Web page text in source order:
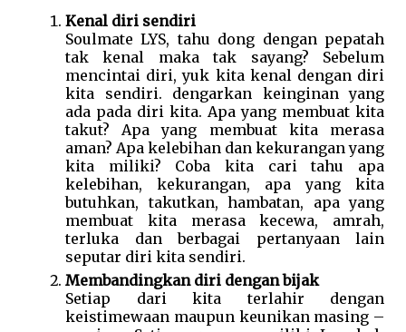
Kenal diri sendiri
Soulmate LYS, tahu dong dengan pepatah
tak kenal maka tak sayang? Sebelum
mencintai diri, yuk kita kenal dengan diri
kita sendiri. dengarkan keinginan yang
ada pada diri kita. Apa yang membuat kita
takut? Apa yang membuat kita merasa
aman? Apa kelebihan dan kekurangan yang
kita miliki? Coba kita cari tahu apa
kelebihan, kekurangan, apa yang kita
butuhkan, takutkan, hambatan, apa yang
membuat kita merasa kecewa, amrah,
terluka dan berbagai pertanyaan lain
seputar diri kita sendiri.
Membandingkan diri dengan bijak
Setiap dari kita terlahir dengan
keistimewaan maupun keunikan masing –